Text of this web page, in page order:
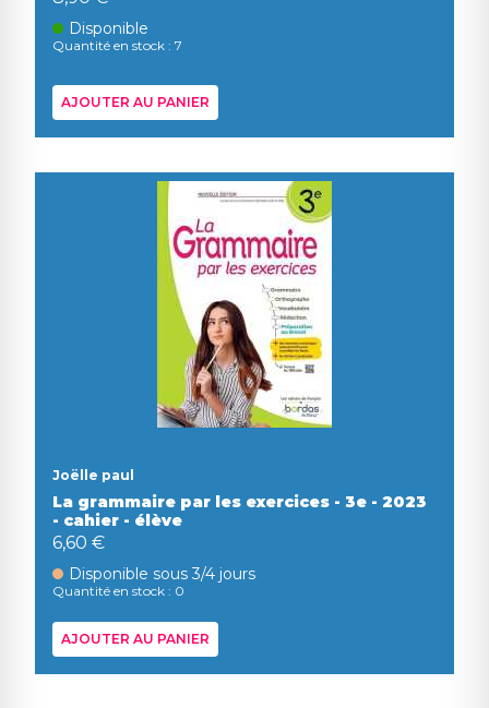
Disponible
Quantité en stock : 7
AJOUTER AU PANIER
Joëlle paul
La grammaire par les exercices - 3e - 2023
- cahier - élève
6,60 €
Disponible sous 3/4 jours
Quantité en stock : 0
AJOUTER AU PANIER